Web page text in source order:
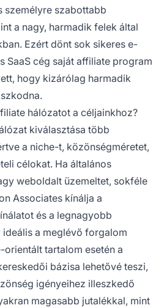
személyre szabottabb
a nagy, harmadik felek által
Ezért dönt sok sikeres e-
SaaS cég saját affiliate program
hogy kizárólag harmadik
hálózatot a céljainkhoz?
kiválasztása több
a niche-t, közönségméretet,
célokat. Ha általános
weboldalt üzemeltet, sokféle
Associates kínálja a
és a legnagyobb
a meglévő forgalom
orientált tartalom esetén a
bázisa lehetővé teszi,
igényeihez illeszkedő
magasabb jutalékkal, mint